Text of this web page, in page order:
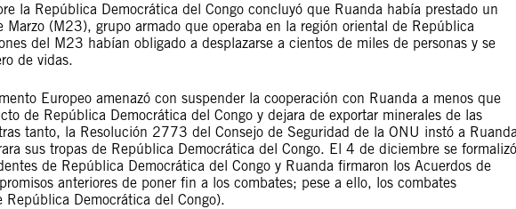
la República Democrática del Congo concluyó que Ruanda había prestado un
(M23), grupo armado que operaba en la región oriental de República
del M23 habían obligado a desplazarse a cientos de miles de personas y se
de vidas.
Europeo amenazó con suspender la cooperación con Ruanda a menos que
de República Democrática del Congo y dejara de exportar minerales de las
tanto, la Resolución 2773 del Consejo de Seguridad de la ONU instó a Ruanda
sus tropas de República Democrática del Congo. El 4 de diciembre se formalizó
de República Democrática del Congo y Ruanda firmaron los Acuerdos de
anteriores de poner fin a los combates; pese a ello, los combates
Democrática del Congo).